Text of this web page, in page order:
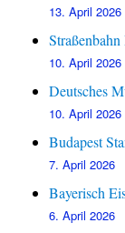
13. April 2026
10. April 2026
Deutsches
10. April 2026
Budapest
7. April 2026
Bayerisch
6. April 2026